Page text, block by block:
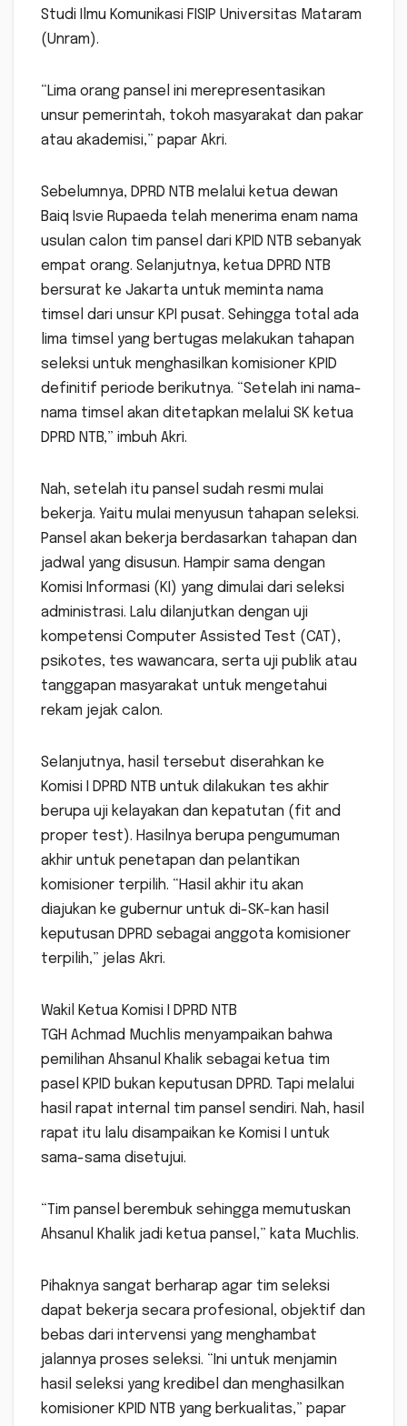
Studi Ilmu Komunikasi FISIP Universitas Mataram
(Unram).
“Lima orang pansel ini merepresentasikan
unsur pemerintah, tokoh masyarakat dan pakar
atau akademisi,” papar Akri.
Sebelumnya, DPRD NTB melalui ketua dewan
Baiq Isvie Rupaeda telah menerima enam nama
usulan calon tim pansel dari KPID NTB sebanyak
empat orang. Selanjutnya, ketua DPRD NTB
bersurat ke Jakarta untuk meminta nama
timsel dari unsur KPI pusat. Sehingga total ada
lima timsel yang bertugas melakukan tahapan
seleksi untuk menghasilkan komisioner KPID
definitif periode berikutnya. “Setelah ini nama-
nama timsel akan ditetapkan melalui SK ketua
DPRD NTB,” imbuh Akri.
Nah, setelah itu pansel sudah resmi mulai
bekerja. Yaitu mulai menyusun tahapan seleksi.
Pansel akan bekerja berdasarkan tahapan dan
jadwal yang disusun. Hampir sama dengan
Komisi Informasi (KI) yang dimulai dari seleksi
administrasi. Lalu dilanjutkan dengan uji
kompetensi Computer Assisted Test (CAT),
psikotes, tes wawancara, serta uji publik atau
tanggapan masyarakat untuk mengetahui
rekam jejak calon.
Selanjutnya, hasil tersebut diserahkan ke
Komisi I DPRD NTB untuk dilakukan tes akhir
berupa uji kelayakan dan kepatutan (fit and
proper test). Hasilnya berupa pengumuman
akhir untuk penetapan dan pelantikan
komisioner terpilih. “Hasil akhir itu akan
diajukan ke gubernur untuk di-SK-kan hasil
keputusan DPRD sebagai anggota komisioner
terpilih,” jelas Akri.
Wakil Ketua Komisi I DPRD NTB
TGH Achmad Muchlis menyampaikan bahwa
pemilihan Ahsanul Khalik sebagai ketua tim
pasel KPID bukan keputusan DPRD. Tapi melalui
hasil rapat internal tim pansel sendiri. Nah, hasil
rapat itu lalu disampaikan ke Komisi I untuk
sama-sama disetujui.
“Tim pansel berembuk sehingga memutuskan
Ahsanul Khalik jadi ketua pansel,” kata Muchlis.
Pihaknya sangat berharap agar tim seleksi
dapat bekerja secara profesional, objektif dan
bebas dari intervensi yang menghambat
jalannya proses seleksi. “Ini untuk menjamin
hasil seleksi yang kredibel dan menghasilkan
komisioner KPID NTB yang berkualitas,” papar